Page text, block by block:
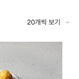
20개씩 보기